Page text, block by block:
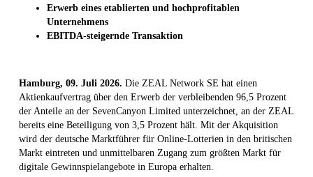
Erwerb eines etablierten und hochprofitablen
Unternehmens
EBITDA-steigernde Transaktion
Hamburg, 09. Juli 2026. Die ZEAL Network SE hat einen
Aktienkaufvertrag über den Erwerb der verbleibenden 96,5 Prozent
der Anteile an der SevenCanyon Limited unterzeichnet, an der ZEAL
bereits eine Beteiligung von 3,5 Prozent hält. Mit der Akquisition
wird der deutsche Marktführer für Online-Lotterien in den britischen
Markt eintreten und unmittelbaren Zugang zum größten Markt für
digitale Gewinnspielangebote in Europa erhalten.